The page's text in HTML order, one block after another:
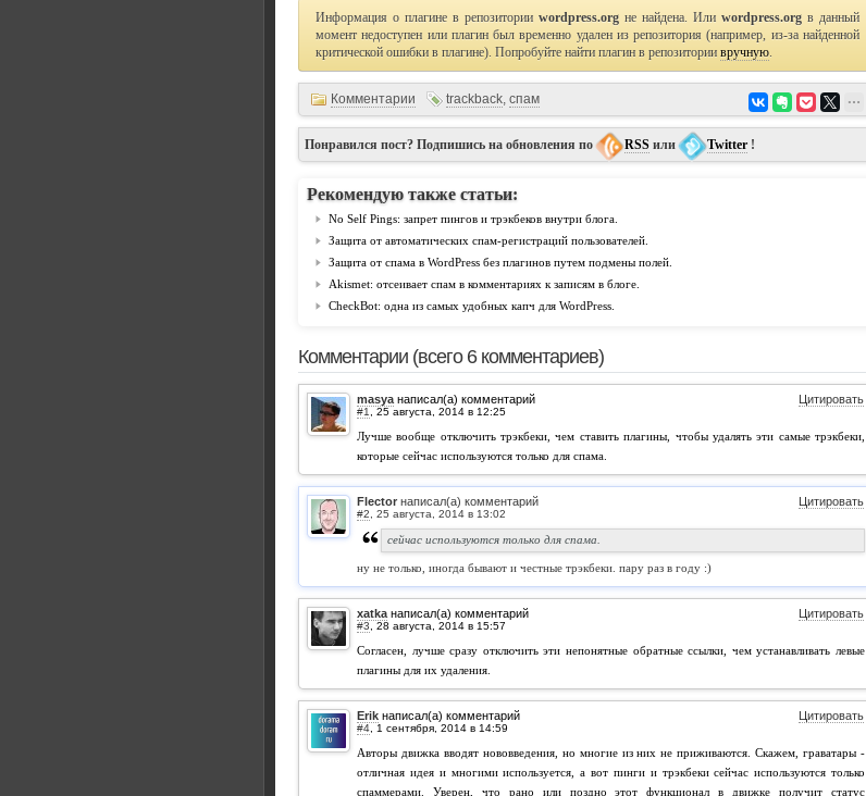
Информация о плагине в репозитории wordpress.org не найдена. Или wordpress.org в данный
момент недоступен или плагин был временно удален из репозитория (например, из-за найденной
критической ошибки в плагине). Попробуйте найти плагин в репозитории вручную.
Комментарии trackback, спам
Понравился пост? Подпишись на обновления по RSS или Twitter !
Рекомендую также статьи:
No Self Pings: запрет пингов и трэкбеков внутри блога.
Защита от автоматических спам-регистраций пользователей.
Защита от спама в WordPress без плагинов путем подмены полей.
Akismet: отсеивает спам в комментариях к записям в блоге.
CheckBot: одна из самых удобных капч для WordPress.
Комментарии (всего 6 комментариев)
masya написал(а) комментарий Цитировать
#1
Лучше вообще отключить трэкбеки, чем ставить плагины, чтобы удалять эти самые трэкбеки,
которые сейчас используются только для спама.
Flector написал(а) комментарий Цитировать
#2
сейчас используются только для спама.
ну не только, иногда бывают и честные трэкбеки. пару раз в году :)
xatka написал(а) комментарий Цитировать
#3
Согласен, лучше сразу отключить эти непонятные обратные ссылки, чем устанавливать левые
плагины для их удаления.
Erik написал(а) комментарий Цитировать
#4
Авторы движка вводят нововведения, но многие из них не приживаются. Скажем, граватары -
отличная идея и многими используется, а вот пинги и трэкбеки сейчас используются только
спаммерами. Уверен, что рано или поздно этот функционал в движке получит статус